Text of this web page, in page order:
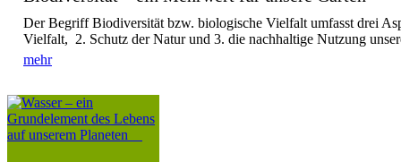
Der Begriff Biodiversität bzw. biologische Vielfalt⁠ umfasst drei
Vielfalt⁠, 2. Schutz der Natur und 3. die nachhaltige Nutzung
mehr